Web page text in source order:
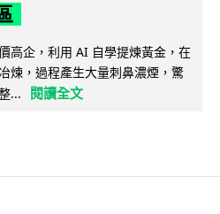
高企，利用 AI 自學提煉黃金，在
煉，過程產生大量刺鼻濃煙，驚
...
閱讀全文